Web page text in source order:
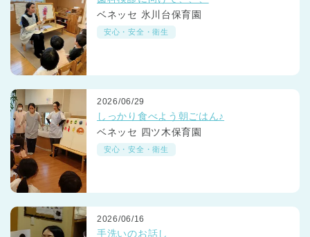
ベネッセ 氷川台保育園
安心・安全・衛生
2026/06/29
しっかり食べよう朝ごはん♪
ベネッセ 四ツ木保育園
安心・安全・衛生
2026/06/16
手洗いのお話し